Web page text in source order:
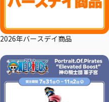
2026年バースデイ商品